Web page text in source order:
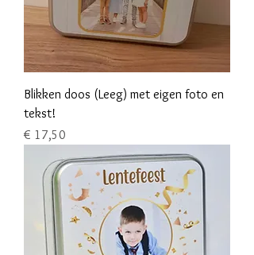
Blikken doos (Leeg) met eigen foto en
tekst!
Prijs
€ 17,50